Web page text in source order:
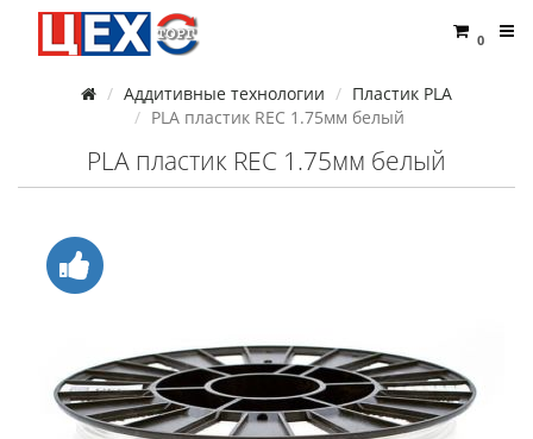
0
Аддитивные технологии
Пластик PLA
PLA пластик REC 1.75мм белый
PLA пластик REC 1.75мм белый